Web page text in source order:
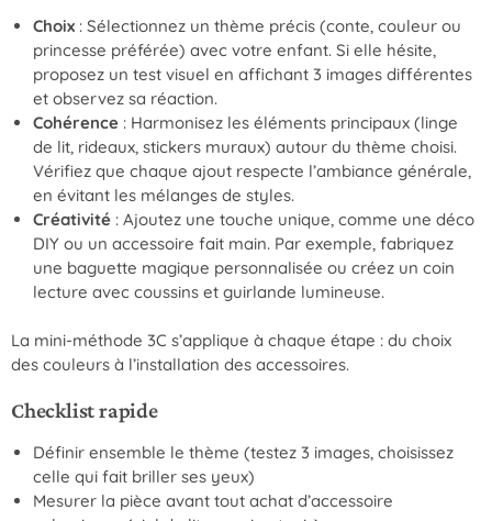
Choix : Sélectionnez un thème précis (conte, couleur ou
princesse préférée) avec votre enfant. Si elle hésite,
proposez un test visuel en affichant 3 images différentes
et observez sa réaction.
Cohérence : Harmonisez les éléments principaux (linge
de lit, rideaux, stickers muraux) autour du thème choisi.
Vérifiez que chaque ajout respecte l’ambiance générale,
en évitant les mélanges de styles.
Créativité : Ajoutez une touche unique, comme une déco
DIY ou un accessoire fait main. Par exemple, fabriquez
une baguette magique personnalisée ou créez un coin
lecture avec coussins et guirlande lumineuse.
La mini-méthode 3C s’applique à chaque étape : du choix
des couleurs à l’installation des accessoires.
Checklist rapide
Définir ensemble le thème (testez 3 images, choisissez
celle qui fait briller ses yeux)
Mesurer la pièce avant tout achat d’accessoire